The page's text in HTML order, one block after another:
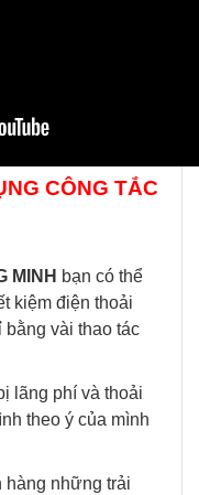
CÔNG TẮC
MINH bạn có thể
kiệm điện thoải
bằng vài thao tác
lãng phí và thoải
theo ý của mình
hàng những trải